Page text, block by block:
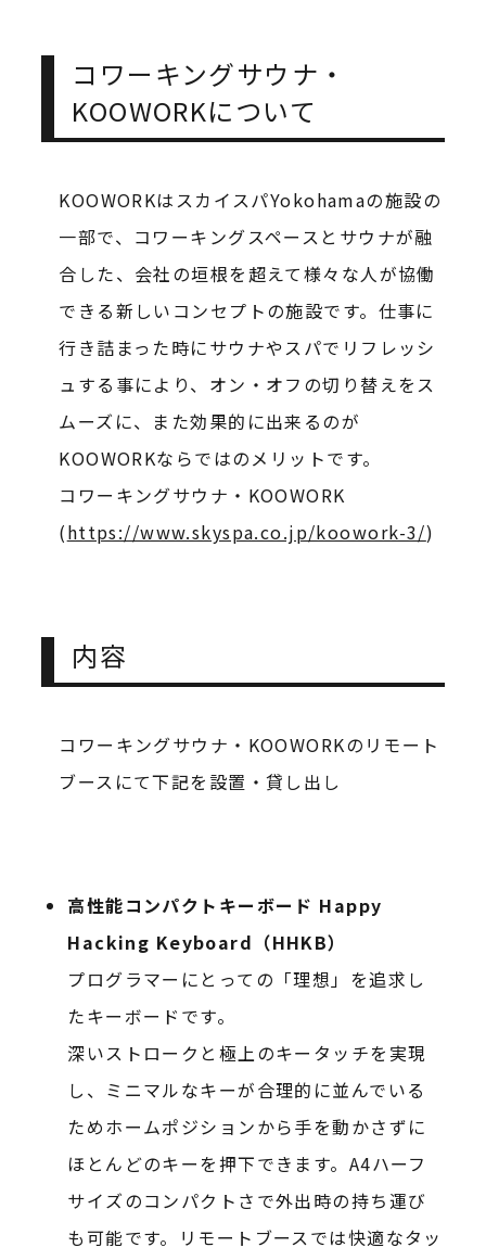
コワーキングサウナ・
KOOWORKについて
KOOWORKはスカイスパYokohamaの施設の
一部で、コワーキングスペースとサウナが融
合した、会社の垣根を超えて様々な人が協働
できる新しいコンセプトの施設です。仕事に
行き詰まった時にサウナやスパでリフレッシ
ュする事により、オン・オフの切り替えをス
ムーズに、また効果的に出来るのが
KOOWORKならではのメリットです。
コワーキングサウナ・KOOWORK
(https://www.skyspa.co.jp/koowork-3/)
内容
コワーキングサウナ・KOOWORKのリモート
ブースにて下記を設置・貸し出し
高性能コンパクトキーボード Happy
Hacking Keyboard（HHKB）
プログラマーにとっての「理想」を追求し
たキーボードです。
深いストロークと極上のキータッチを実現
し、ミニマルなキーが合理的に並んでいる
ためホームポジションから手を動かさずに
ほとんどのキーを押下できます。A4ハーフ
サイズのコンパクトさで外出時の持ち運び
も可能です。リモートブースでは快適なタッ